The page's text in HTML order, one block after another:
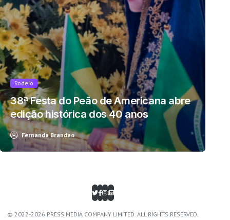
Rodeio
38ª Festa do Peão de Americana abre
edição histórica dos 40 anos
Fernanda Brandao
© 2022-2026 PRESS MEDIA COMPANY LIMITED. ALL RIGHTS RESERVED.